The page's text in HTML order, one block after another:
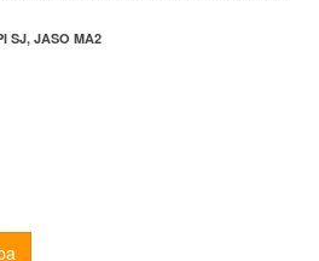
SJ, JASO MA2